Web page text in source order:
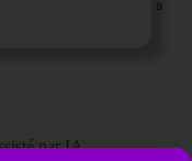
s
par IA.